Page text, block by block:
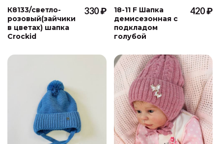
К8133/светло-
розовый(зайчики
в цветах) шапка
Crockid
330 ₽
18-11 F Шапка
демисезонная с
подкладом
голубой
420 ₽